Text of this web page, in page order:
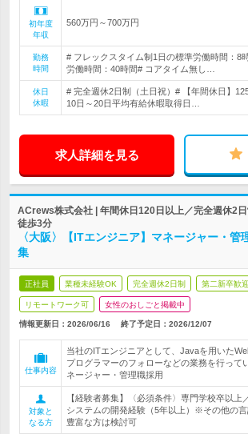
初年度
年収
560万円～700万円
勤務
時間
# フレックスタイム制1日の標準労働時間：8
労働時間：40時間# コアタイム無し…
休日
休暇
# 完全週休2日制（土日祝）# 【年間休日】
10日～20日平均有給休暇取得日…
求人詳細を見る
ACrews株式会社 | 年間休日120日以上／完全週休2
徒歩3分
〈大阪〉【ITエンジニア】マネージャー・管
集
正社員 業種未経験OK 完全週休2日制 第二新卒歓迎
リモートワーク可 女性のおしごと掲載中
情報更新日：2026/06/16 終了予定日： 2026/12/07
仕事内容
当社のITエンジニアとして、Javaを用いた
プログラマーのフォローなどの業務を行って
ネージャー・管理職採用
対象と
なる方
【経験者募集】〈必須条件〉専門学校卒以上
システムの開発経験（5年以上）※その他の
豊富な方は検討可